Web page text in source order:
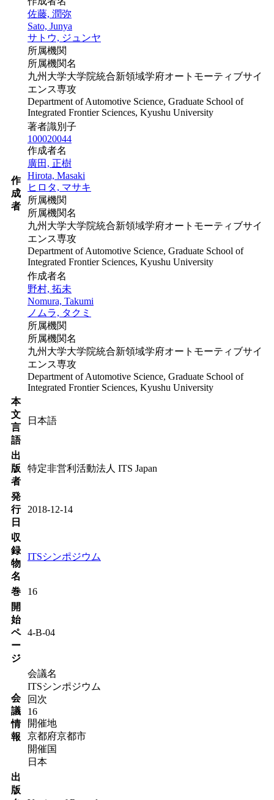
作
成
者
佐藤, 潤弥
Sato, Junya
サトウ, ジュンヤ
所属機関
所属機関名
九州大学大学院統合新領域学府オートモーティブサイ
エンス専攻
Department of Automotive Science, Graduate School of
Integrated Frontier Sciences, Kyushu University
著者識別子
100020044
作成者名
廣田, 正樹
Hirota, Masaki
ヒロタ, マサキ
所属機関
所属機関名
九州大学大学院統合新領域学府オートモーティブサイ
エンス専攻
Department of Automotive Science, Graduate School of
Integrated Frontier Sciences, Kyushu University
作成者名
野村, 拓未
Nomura, Takumi
ノムラ, タクミ
所属機関
所属機関名
九州大学大学院統合新領域学府オートモーティブサイ
エンス専攻
Department of Automotive Science, Graduate School of
Integrated Frontier Sciences, Kyushu University
本
文
言
語
日本語
出
版
者
特定非営利活動法人 ITS Japan
発
行
日
2018-12-14
収
録
物
名
ITSシンポジウム
巻
16
開
始
ペ
ー
ジ
4-B-04
会
議
情
報
会議名
ITSシンポジウム
回次
16
開催地
京都府京都市
開催国
日本
出
版